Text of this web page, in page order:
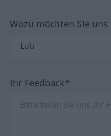
Wozu möchten Sie
Ihr Feedback*